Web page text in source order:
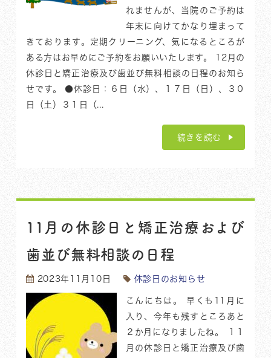
れませんが、当院のご予約は
年末に向けてかなり埋まって
きております。定期クリーニング、気になるところが
ある方はお早めにご予約をお願いいたします。 12月の
休診日と矯正治療及び歯並び無料相談の日程のお知ら
せです。 ●休診日：６日（水）、１７日（日）、３０
日（土）３１日（...
続きを読む
11月の休診日と矯正治療および
歯並び無料相談の日程
2023年11月10日 休診日のお知らせ
こんにちは。 早くも11月に
入り、今年も残すところあと
２か月になりましたね。 １１
月の休診日と矯正治療及び歯